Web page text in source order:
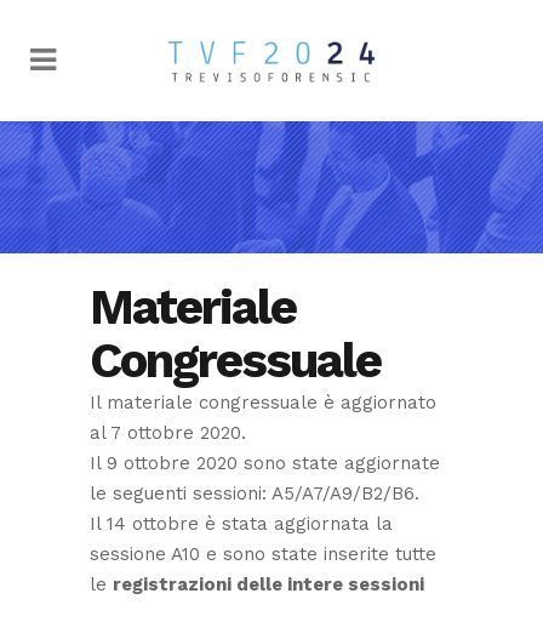
Materiale
Congressuale
Il materiale congressuale è aggiornato
al 7 ottobre 2020.
Il 9 ottobre 2020 sono state aggiornate
le seguenti sessioni: A5/A7/A9/B2/B6.
Il 14 ottobre è stata aggiornata la
sessione A10 e sono state inserite tutte
le registrazioni delle intere sessioni